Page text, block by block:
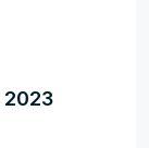
2023